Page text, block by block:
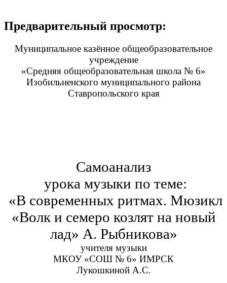
Предварительный просмотр:
Муниципальное казённое общеобразовательное
учреждение
«Средняя общеобразовательная школа № 6»
Изобильненского муниципального района
Ставропольского края
Самоанализ
урока музыки по теме:
«В современных ритмах. Мюзикл
«Волк и семеро козлят на новый
лад» А. Рыбникова»
учителя музыки
МКОУ «СОШ № 6» ИМРСК
Лукошкиной А.С.